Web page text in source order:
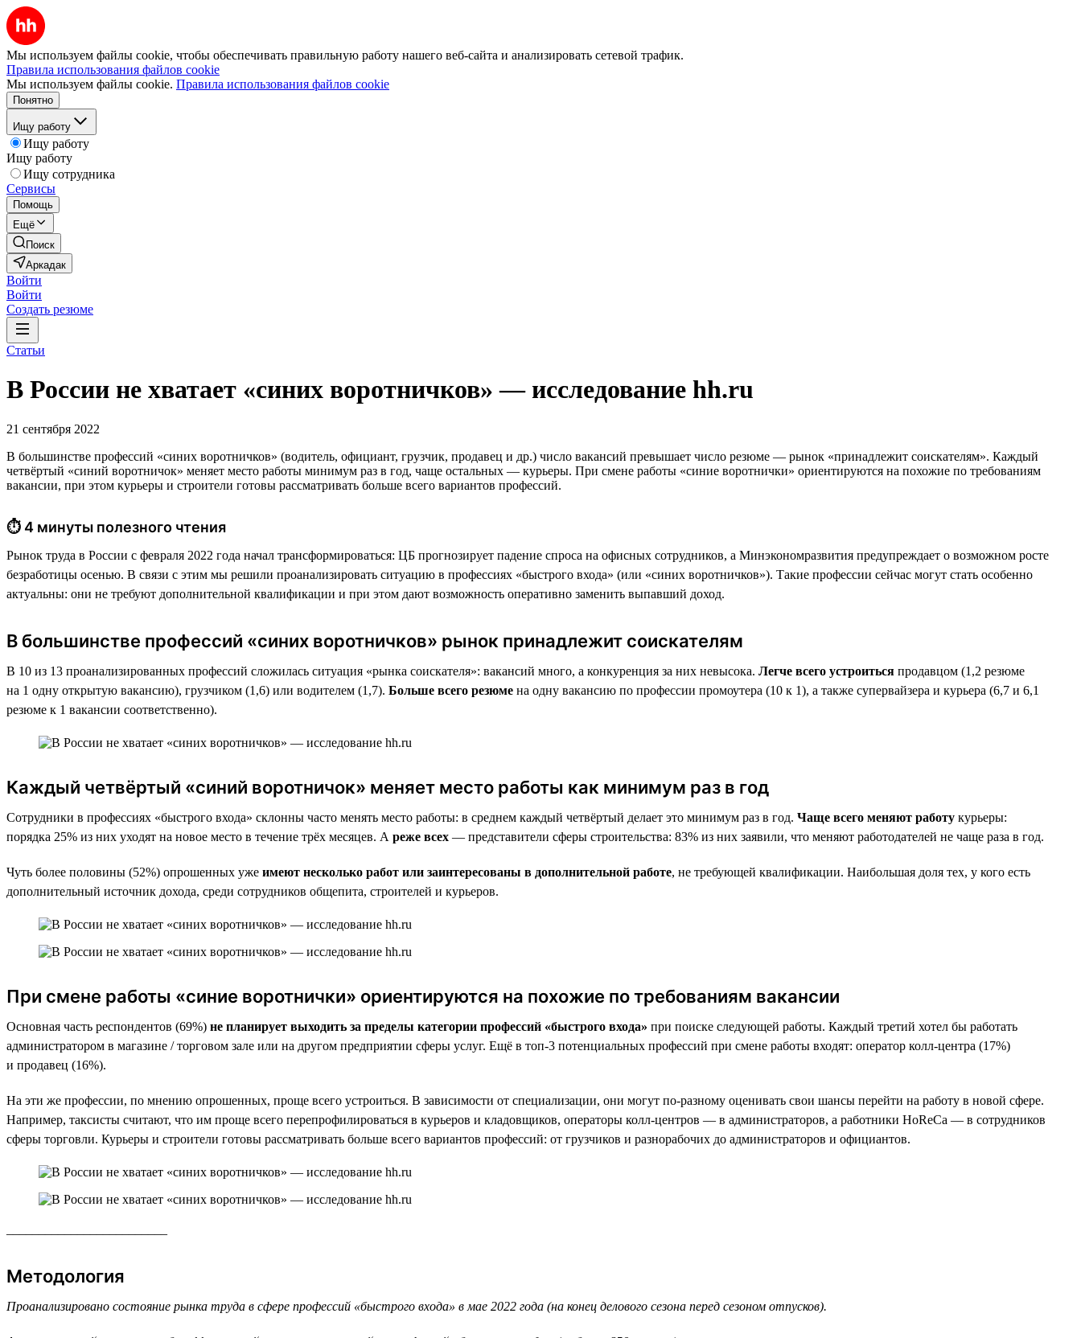
Мы используем файлы cookie, чтобы обеспечивать правильную работу нашего веб-сайта и анализировать сетевой трафик.
Правила использования файлов cookie
Мы используем файлы cookie. Правила использования файлов cookie
Понятно
Ищу работу
Ищу работу
Ищу работу
Ищу сотрудника
Сервисы
Помощь
Ещё
Поиск
Аркадак
Войти
Войти
Создать резюме
Статьи
В России не хватает «синих воротничков» — исследование hh.ru
21 сентября 2022
В большинстве профессий «синих воротничков» (водитель, официант, грузчик, продавец и др.) число вакансий превышает число резюме — рынок «принадлежит соискателям». Каждый
четвёртый «синий воротничок» меняет место работы минимум раз в год, чаще остальных — курьеры. При смене работы «синие воротнички» ориентируются на похожие по требованиям
вакансии, при этом курьеры и строители готовы рассматривать больше всего вариантов профессий.
⏱ 4 минуты полезного чтения
Рынок труда в России с февраля 2022 года начал трансформироваться: ЦБ прогнозирует падение спроса на офисных сотрудников, а Минэкономразвития предупреждает о возможном росте
безработицы осенью. В связи с этим мы решили проанализировать ситуацию в профессиях «быстрого входа» (или «синих воротничков»). Такие профессии сейчас могут стать особенно
актуальны: они не требуют дополнительной квалификации и при этом дают возможность оперативно заменить выпавший доход.
В большинстве профессий «синих воротничков» рынок принадлежит соискателям
В 10 из 13 проанализированных профессий сложилась ситуация «рынка соискателя»: вакансий много, а конкуренция за них невысока. Легче всего устроиться продавцом (1,2 резюме
на 1 одну открытую вакансию), грузчиком (1,6) или водителем (1,7). Больше всего резюме на одну вакансию по профессии промоутера (10 к 1), а также супервайзера и курьера (6,7 и 6,1
резюме к 1 вакансии соответственно).
Каждый четвёртый «синий воротничок» меняет место работы как минимум раз в год
Сотрудники в профессиях «быстрого входа» склонны часто менять место работы: в среднем каждый четвёртый делает это минимум раз в год. Чаще всего меняют работу курьеры:
порядка 25% из них уходят на новое место в течение трёх месяцев. А реже всех — представители сферы строительства: 83% из них заявили, что меняют работодателей не чаще раза в год.
Чуть более половины (52%) опрошенных уже имеют несколько работ или заинтересованы в дополнительной работе, не требующей квалификации. Наибольшая доля тех, у кого есть
дополнительный источник дохода, среди сотрудников общепита, строителей и курьеров.
При смене работы «синие воротнички» ориентируются на похожие по требованиям вакансии
Основная часть респондентов (69%) не планирует выходить за пределы категории профессий «быстрого входа» при поиске следующей работы. Каждый третий хотел бы работать
администратором в магазине / торговом зале или на другом предприятии сферы услуг. Ещё в топ-3 потенциальных профессий при смене работы входят: оператор колл-центра (17%)
и продавец (16%).
На эти же профессии, по мнению опрошенных, проще всего устроиться. В зависимости от специализации, они могут по-разному оценивать свои шансы перейти на работу в новой сфере.
Например, таксисты считают, что им проще всего перепрофилироваться в курьеров и кладовщиков, операторы колл-центров — в администраторов, а работники HoReCa — в сотрудников
сферы торговли. Курьеры и строители готовы рассматривать больше всего вариантов профессий: от грузчиков и разнорабочих до администраторов и официантов.
Методология
Проанализировано состояние рынка труда в сфере профессий «быстрого входа» в мае 2022 года (на конец делового сезона перед сезоном отпусков).